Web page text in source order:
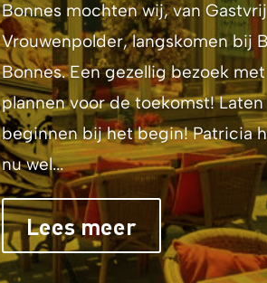
Bonnes mochten wij, van Gastvrij
Vrouwenpolder, langskomen bij
Bonnes. Een gezellig bezoek
plannen voor de toekomst! Laten
beginnen bij het begin! Patricia
nu wel...
Lees meer